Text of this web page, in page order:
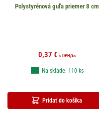
Polystyrénová guľa priemer 8 cm
0,37 € s DPH /ks
Pridať do košíka
Na sklade: 110 ks